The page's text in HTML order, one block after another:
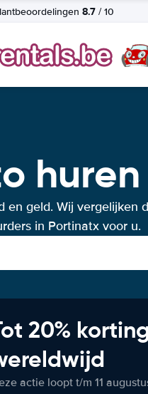
8.7 / 10
en geld. Wij vergelijken
in Portinatx voor u.
20%
actie loopt t/m 11